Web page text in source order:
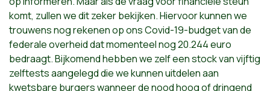
komt, zullen we dit zeker bekijken. Hiervoor kunnen we
trouwens nog rekenen op ons Covid-19-budget van de
federale overheid dat momenteel nog 20.244 euro
bedraagt. Bijkomend hebben we zelf een stock van vijftig
zelftests aangelegd die we kunnen uitdelen aan
kwetsbare burgers wanneer de nood hoog of dringend